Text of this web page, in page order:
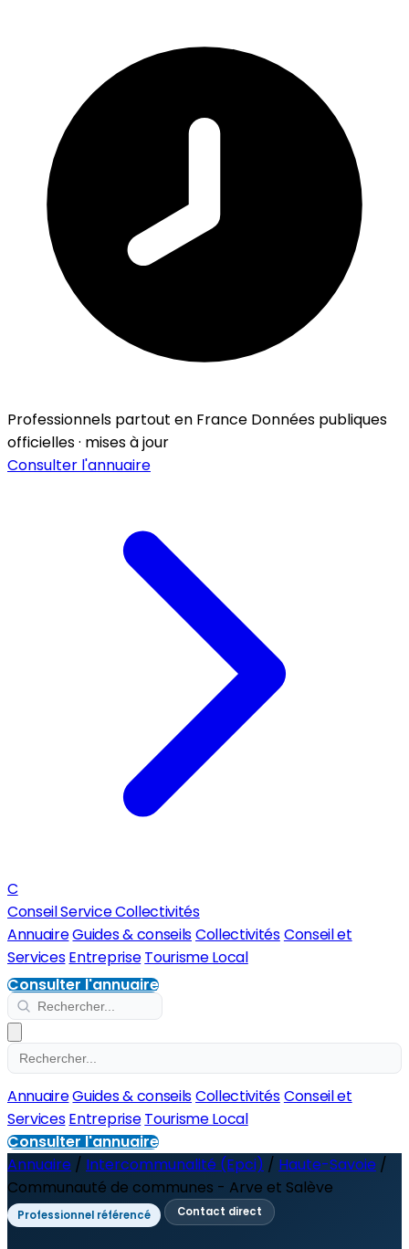
Professionnels partout en France Données publiques
officielles · mises à jour
Consulter l'annuaire
C
Conseil Service Collectivités
AnnuaireGuides & conseilsCollectivitésConseil et
ServicesEntreprise Tourisme Local
Consulter l'annuaire
AnnuaireGuides & conseilsCollectivitésConseil et
ServicesEntreprise Tourisme Local
Consulter l'annuaire
Annuaire / Intercommunalité (Epci) / Haute-Savoie /
Communauté de communes - Arve et Salève
Professionnel référencé Contact direct